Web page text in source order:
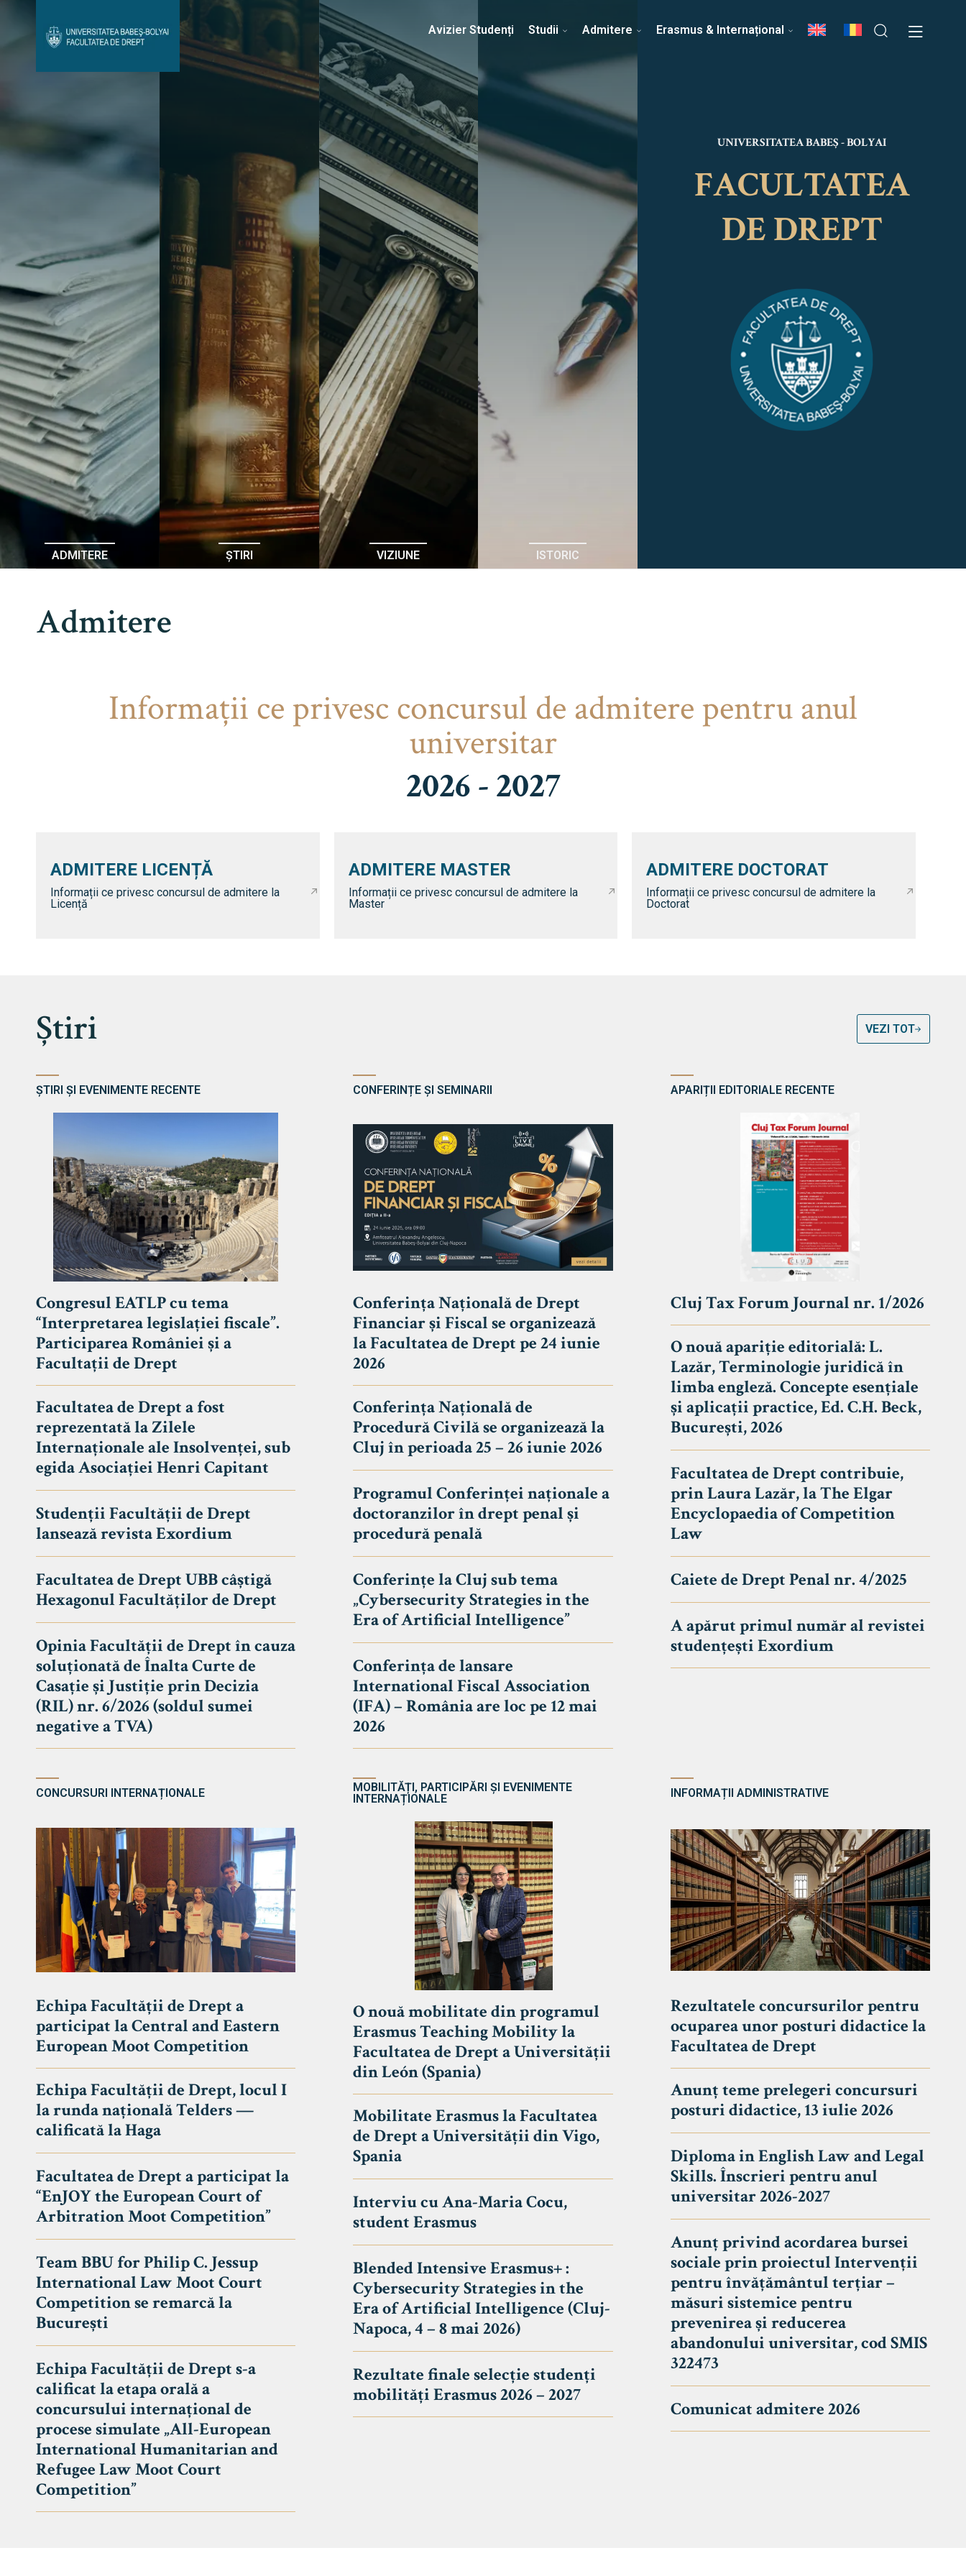
Avizier Studenți Admitere Erasmus & Internațional Despre Facultate Știri Echipa Facultății
Contact
UNIVERSITATEA BABEȘ - BOLYAI
FACULTATEA
DE DREPT
Avizier Studenți
Studii
Admitere
Erasmus & Internațional
Echipa Facultății
Bibliotecă & Reviste
Contact
Avizier Studenți Studii Admitere Erasmus & Internațional
ADMITERE ȘTIRI VIZIUNE ISTORIC
UNIVERSITATEA BABEȘ - BOLYAI
FACULTATEA
DE DREPT
Admitere
Informaţii ce privesc concursul de admitere pentru anul
universitar
2026 - 2027
ADMITERE LICENȚĂ
Informații ce privesc concursul de admitere la
Licență
ADMITERE MASTER
Informații ce privesc concursul de admitere la
Master
ADMITERE DOCTORAT
Informații ce privesc concursul de admitere la
Doctorat
Știri VEZI TOT
ȘTIRI ȘI EVENIMENTE RECENTE
Congresul EATLP cu tema
“Interpretarea legislației fiscale”.
Participarea României și a
Facultații de Drept
Facultatea de Drept a fost
reprezentată la Zilele
Internaționale ale Insolvenței, sub
egida Asociației Henri Capitant
Studenții Facultății de Drept
lansează revista Exordium
Facultatea de Drept UBB câștigă
Hexagonul Facultăților de Drept
Opinia Facultății de Drept în cauza
soluționată de Înalta Curte de
Casație și Justiție prin Decizia
(RIL) nr. 6/2026 (soldul sumei
negative a TVA)
CONFERINȚE ȘI SEMINARII
Conferința Națională de Drept
Financiar și Fiscal se organizează
la Facultatea de Drept pe 24 iunie
2026
Conferința Națională de
Procedură Civilă se organizează la
Cluj în perioada 25 – 26 iunie 2026
Programul Conferinței naționale a
doctoranzilor în drept penal și
procedură penală
Conferințe la Cluj sub tema
„Cybersecurity Strategies in the
Era of Artificial Intelligence”
Conferința de lansare
International Fiscal Association
(IFA) – România are loc pe 12 mai
2026
APARIȚII EDITORIALE RECENTE
Cluj Tax Forum Journal nr. 1/2026
O nouă apariție editorială: L.
Lazăr, Terminologie juridică în
limba engleză. Concepte esențiale
și aplicații practice, Ed. C.H. Beck,
București, 2026
Facultatea de Drept contribuie,
prin Laura Lazăr, la The Elgar
Encyclopaedia of Competition
Law
Caiete de Drept Penal nr. 4/2025
A apărut primul număr al revistei
studențești Exordium
CONCURSURI INTERNAȚIONALE
Echipa Facultății de Drept a
participat la Central and Eastern
European Moot Competition
Echipa Facultății de Drept, locul I
la runda națională Telders —
calificată la Haga
Facultatea de Drept a participat la
“EnJOY the European Court of
Arbitration Moot Competition”
Team BBU for Philip C. Jessup
International Law Moot Court
Competition se remarcă la
București
Echipa Facultății de Drept s-a
calificat la etapa orală a
concursului internațional de
procese simulate „All-European
International Humanitarian and
Refugee Law Moot Court
Competition”
MOBILITĂȚI, PARTICIPĂRI ȘI EVENIMENTE
INTERNAȚIONALE
O nouă mobilitate din programul
Erasmus Teaching Mobility la
Facultatea de Drept a Universității
din León (Spania)
Mobilitate Erasmus la Facultatea
de Drept a Universității din Vigo,
Spania
Interviu cu Ana-Maria Cocu,
student Erasmus
Blended Intensive Erasmus+ :
Cybersecurity Strategies in the
Era of Artificial Intelligence (Cluj-
Napoca, 4 – 8 mai 2026)
Rezultate finale selecție studenți
mobilități Erasmus 2026 – 2027
INFORMAȚII ADMINISTRATIVE
Rezultatele concursurilor pentru
ocuparea unor posturi didactice la
Facultatea de Drept
Anunț teme prelegeri concursuri
posturi didactice, 13 iulie 2026
Diploma in English Law and Legal
Skills. Înscrieri pentru anul
universitar 2026-2027
Anunț privind acordarea bursei
sociale prin proiectul Intervenții
pentru învățământul terțiar –
măsuri sistemice pentru
prevenirea și reducerea
abandonului universitar, cod SMIS
322473
Comunicat admitere 2026